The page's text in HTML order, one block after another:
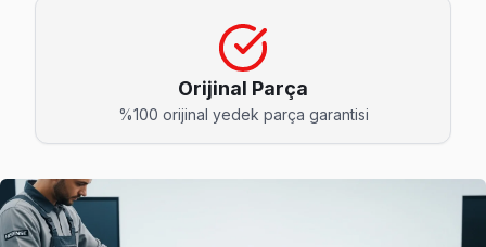
Gümüşpala Hisense Servis
Gümüşpala mahallesi Hisense TV servisinde şeffaf
Hisense Servis Merkezi →
Mustafa Kemal Paşa Hisense Servis
Hisense TV'de T-Con kart arızası Mustafa Kemal Paşa
Mustafa Kemal Paşa Hisense Anakart Tamiri →
Orijinal Parça
%100 orijinal yedek parça garantisi